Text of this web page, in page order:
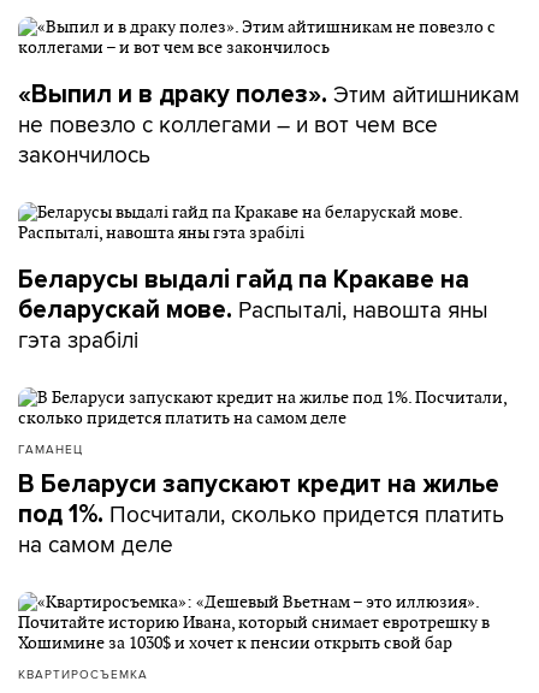
«Выпил и в драку полез». Этим айтишникам
не повезло с коллегами – и вот чем все
закончилось
Беларусы выдалі гайд па Кракаве на
беларускай мове. Распыталі, навошта яны
гэта зрабілі
ГАМАНЕЦ
В Беларуси запускают кредит на жилье
под 1%. Посчитали, сколько придется платить
на самом деле
КВАРТИРОСЪЕМКА